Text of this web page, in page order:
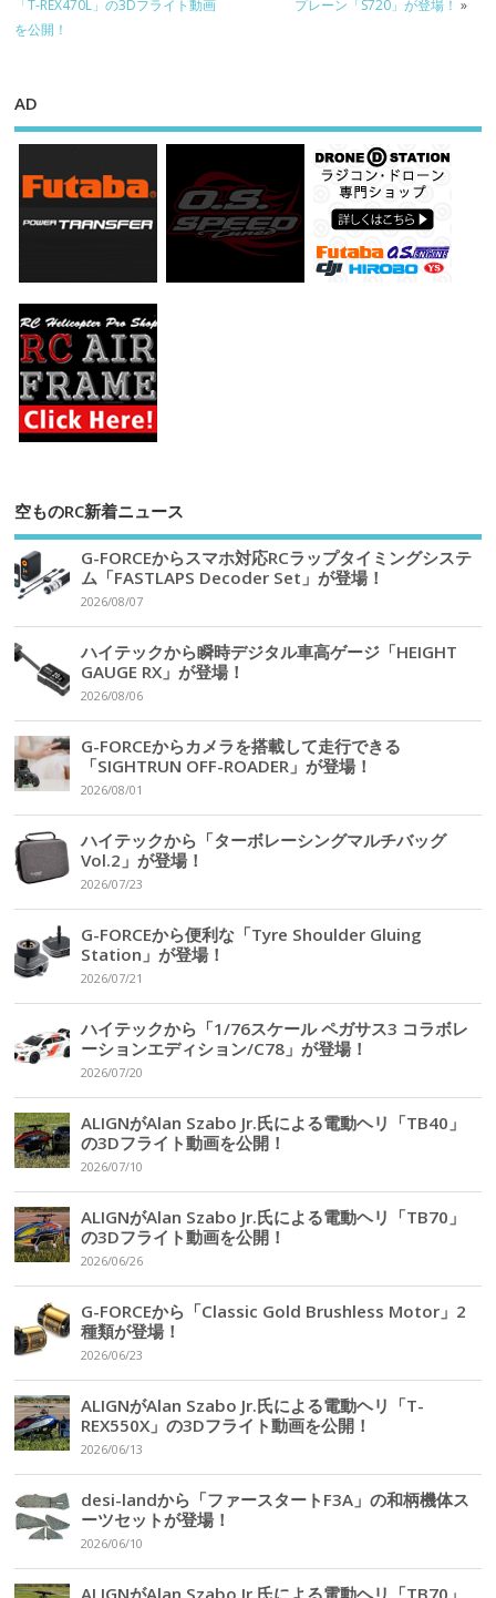
「T-REX470L」の3Dフライト動画
を公開！
プレーン「S720」が登場！ »
AD
空ものRC新着ニュース
G-FORCEからスマホ対応RCラップタイミングシステ
ム「FASTLAPS Decoder Set」が登場！
2026/08/07
ハイテックから瞬時デジタル車高ゲージ「HEIGHT
GAUGE RX」が登場！
2026/08/06
G-FORCEからカメラを搭載して走行できる
「SIGHTRUN OFF-ROADER」が登場！
2026/08/01
ハイテックから「ターボレーシングマルチバッグ
Vol.2」が登場！
2026/07/23
G-FORCEから便利な「Tyre Shoulder Gluing
Station」が登場！
2026/07/21
ハイテックから「1/76スケール ペガサス3 コラボレ
ーションエディション/C78」が登場！
2026/07/20
ALIGNがAlan Szabo Jr.氏による電動ヘリ「TB40」
の3Dフライト動画を公開！
2026/07/10
ALIGNがAlan Szabo Jr.氏による電動ヘリ「TB70」
の3Dフライト動画を公開！
2026/06/26
G-FORCEから「Classic Gold Brushless Motor」2
種類が登場！
2026/06/23
ALIGNがAlan Szabo Jr.氏による電動ヘリ「T-
REX550X」の3Dフライト動画を公開！
2026/06/13
desi-landから「ファースタートF3A」の和柄機体ス
ーツセットが登場！
2026/06/10